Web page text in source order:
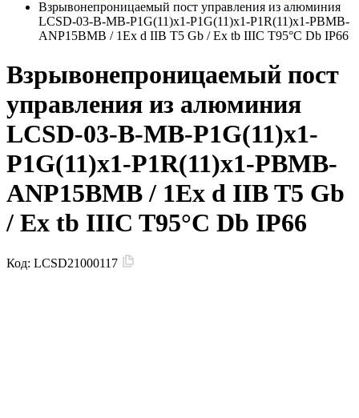
Взрывонепроницаемый пост управления из алюминия
LCSD-03-B-MB-P1G(11)x1-P1G(11)x1-P1R(11)x1-PBMB-
ANP15BMB / 1Ex d IIB T5 Gb / Ex tb IIIC T95°С Db IP66
Взрывонепроницаемый пост
управления из алюминия
LCSD-03-B-MB-P1G(11)x1-
P1G(11)x1-P1R(11)x1-PBMB-
ANP15BMB / 1Ex d IIB T5 Gb
/ Ex tb IIIC T95°С Db IP66
Код: LCSD21000117